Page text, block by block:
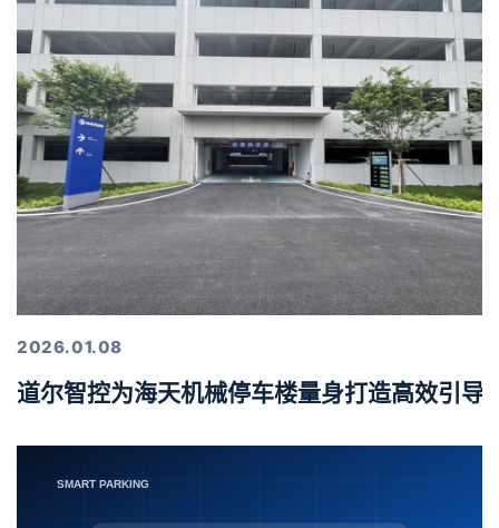
2026.01.08
道尔智控为海天机械停车楼量身打造高效引导